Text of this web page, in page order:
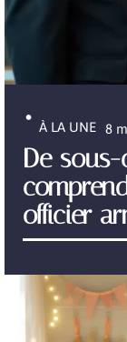
À LA UNE 8
De
officier